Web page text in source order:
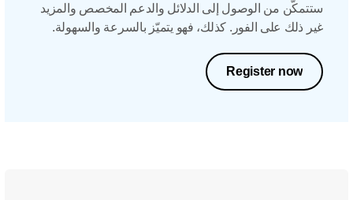
ستتمكّن من الوصول إلى الدلائل والدعم المخصص والمزيد
غير ذلك على الفور. كذلك، فهو يتميّز بالسرعة والسهولة.
Register now